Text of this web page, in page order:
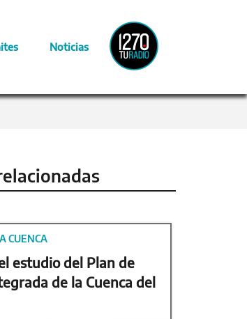
Noticias
Radio
Provincia
CUENCA
estudio del Plan de
de la Cuenca del